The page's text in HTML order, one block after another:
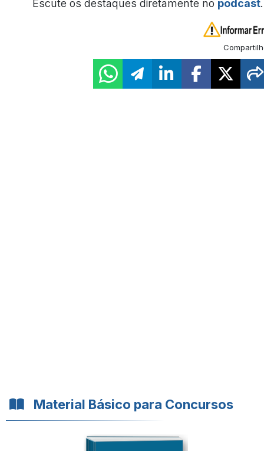
Escute os destaques diretamente no podcast.
Material Básico para Concursos